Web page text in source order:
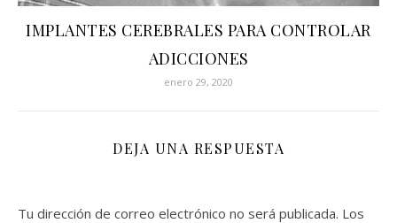
IMPLANTES CEREBRALES PARA CONTROLAR
ADICCIONES
enero 29, 2020
DEJA UNA RESPUESTA
Tu dirección de correo electrónico no será publicada. Los